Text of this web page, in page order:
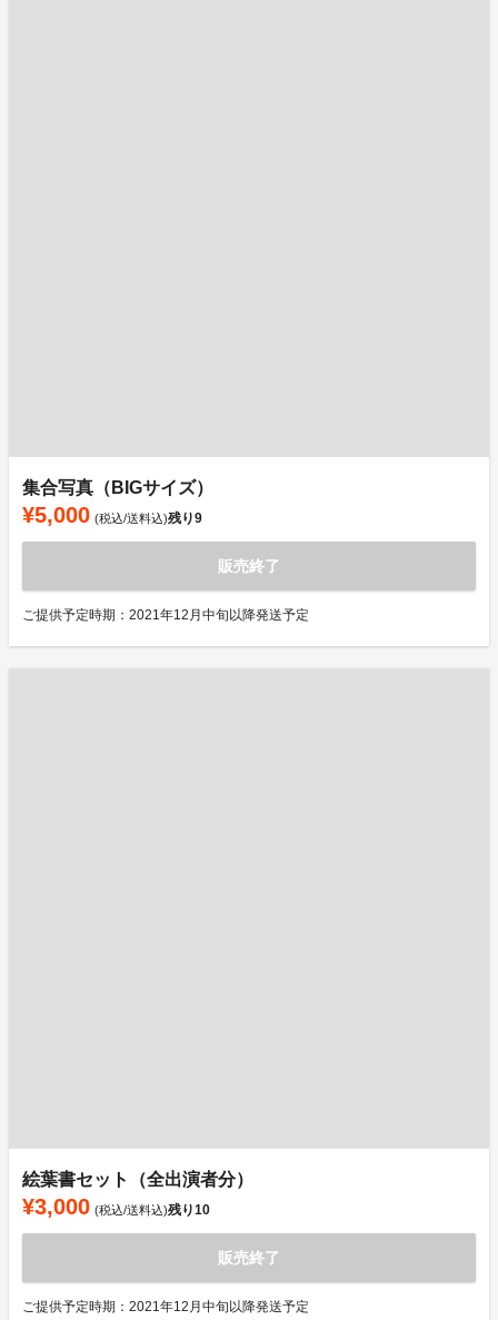
集合写真（BIGサイズ）
¥5,000 (税込/送料込)残り9
販売終了
ご提供予定時期：2021年12月中旬以降発送予定
絵葉書セット（全出演者分）
¥3,000 (税込/送料込)残り10
販売終了
ご提供予定時期：2021年12月中旬以降発送予定